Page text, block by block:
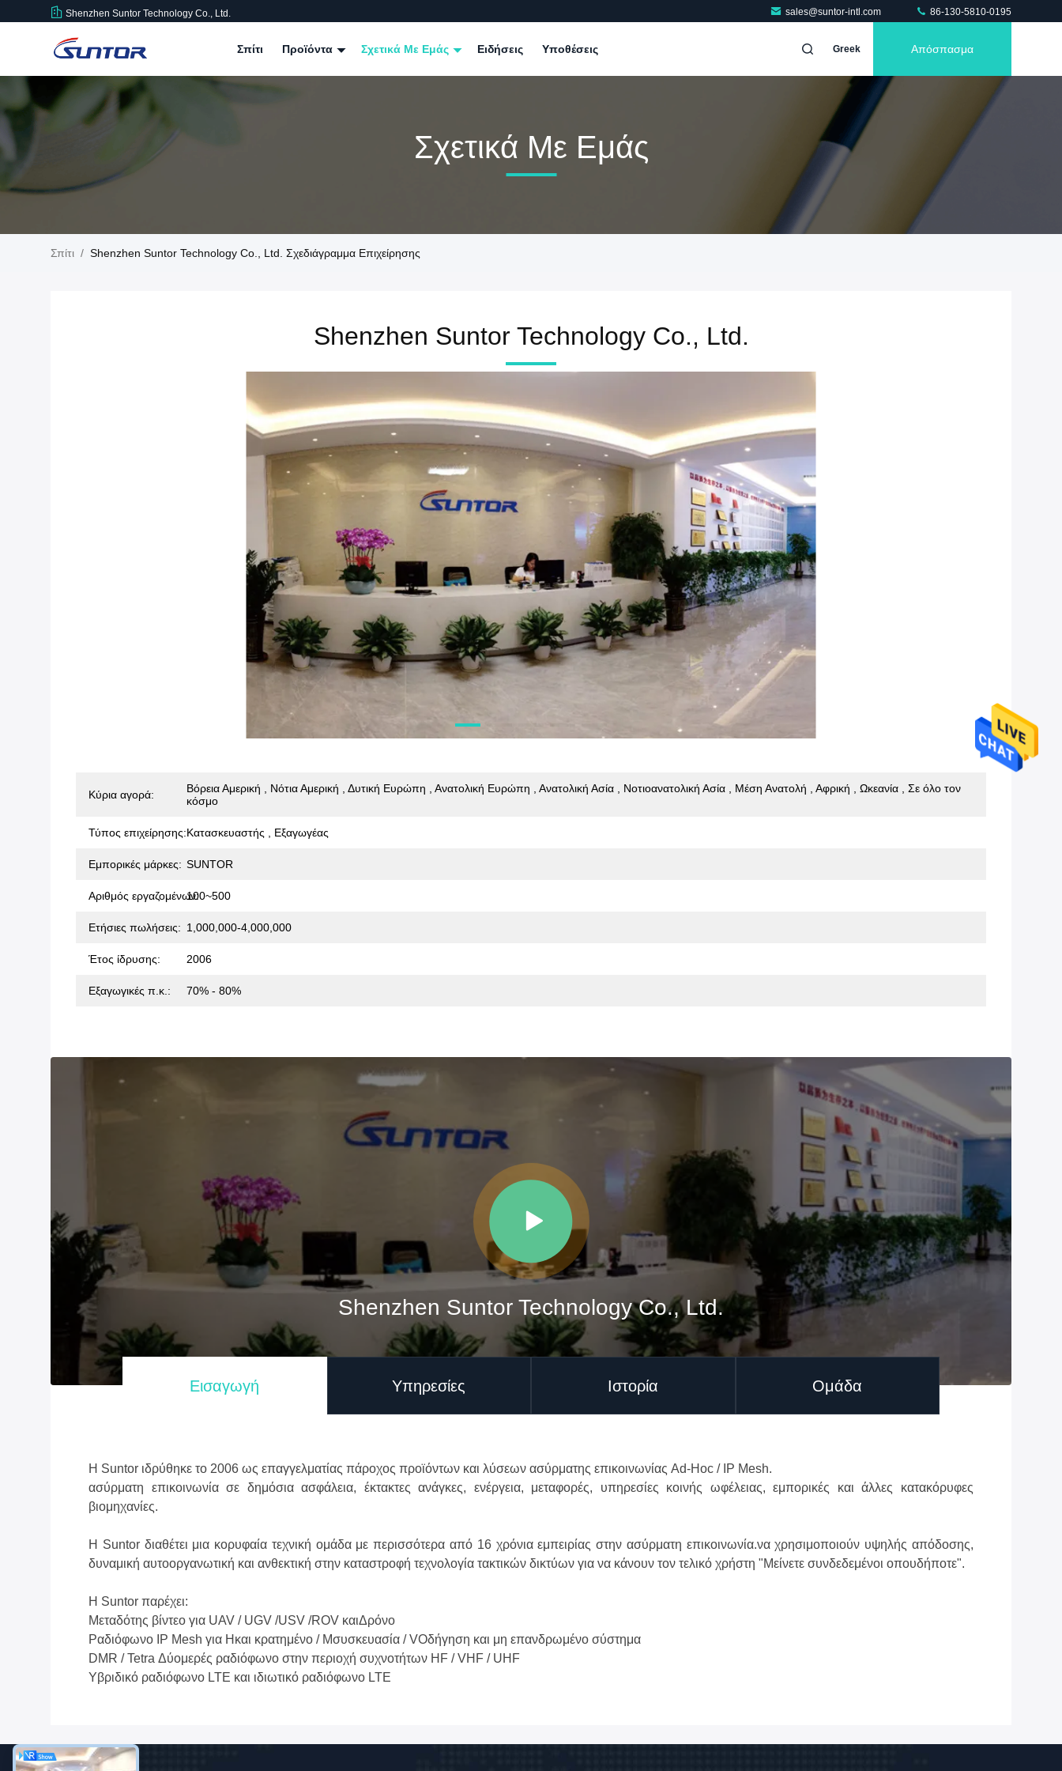
Shenzhen Suntor Technology Co., Ltd. sales@suntor-intl.com 86-130-5810-0195
Σπίτι Προϊόντα Σχετικά Με Εμάς Ειδήσεις Υποθέσεις Greek Απόσπασμα
Σχετικά Με Εμάς
Σπίτι / Shenzhen Suntor Technology Co., Ltd. Σχεδιάγραμμα Επιχείρησης
Shenzhen Suntor Technology Co., Ltd.
Κύρια αγορά:
Βόρεια Αμερική , Νότια Αμερική , Δυτική Ευρώπη , Ανατολική Ευρώπη , Ανατολική Ασία , Νοτιοανατολική Ασία , Μέση Ανατολή , Αφρική , Ωκεανία , Σε όλο τον
κόσμο
Τύπος επιχείρησης:Κατασκευαστής , Εξαγωγέας
Εμπορικές μάρκες: SUNTOR
Αριθμός εργαζομένων:100~500
Ετήσιες πωλήσεις: 1,000,000-4,000,000
Έτος ίδρυσης: 2006
Εξαγωγικές π.κ.: 70% - 80%
Shenzhen Suntor Technology Co., Ltd.
Εισαγωγή Υπηρεσίες Ιστορία Ομάδα
Η Suntor ιδρύθηκε το 2006 ως επαγγελματίας πάροχος προϊόντων και λύσεων ασύρματης επικοινωνίας Ad-Hoc / IP Mesh.
ασύρματη επικοινωνία σε δημόσια ασφάλεια, έκτακτες ανάγκες, ενέργεια, μεταφορές, υπηρεσίες κοινής ωφέλειας, εμπορικές και άλλες κατακόρυφες
βιομηχανίες.
Η Suntor διαθέτει μια κορυφαία τεχνική ομάδα με περισσότερα από 16 χρόνια εμπειρίας στην ασύρματη επικοινωνία.να χρησιμοποιούν υψηλής απόδοσης,
δυναμική αυτοοργανωτική και ανθεκτική στην καταστροφή τεχνολογία τακτικών δικτύων για να κάνουν τον τελικό χρήστη "Μείνετε συνδεδεμένοι οπουδήποτε".
Η Suntor παρέχει:
Μεταδότης βίντεο για UAV / UGV /USV /ROV καιΔρόνο
Ραδιόφωνο IP Mesh για H και κρατημένο / Mσυσκευασία / VΟδήγηση και μη επανδρωμένο σύστημα
DMR / Tetra Δύομερές ραδιόφωνο στην περιοχή συχνοτήτων HF / VHF / UHF
Υβριδικό ραδιόφωνο LTE και ιδιωτικό ραδιόφωνο LTE